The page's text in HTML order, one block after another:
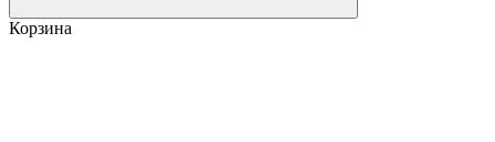
Корзина